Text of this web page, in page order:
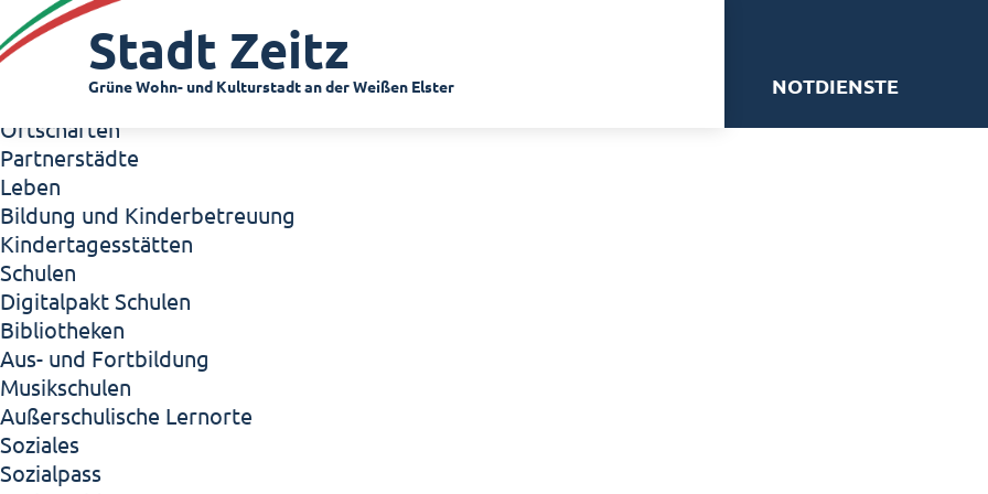
Zeitz - Die Kleinstadt
Willkommen in Zeitz!
Interview mit Oberbürgermeister Christian Thieme
Zeitz - Stadt der Zukunft
Ortschaften
Partnerstädte
Leben
Bildung und Kinderbetreuung
Kindertagesstätten
Schulen
Digitalpakt Schulen
Bibliotheken
Aus- und Fortbildung
Musikschulen
Außerschulische Lernorte
Soziales
Sozialpass
Stadt Zeitz
Grüne Wohn- und Kulturstadt an der Weißen Elster NOTDIENSTE